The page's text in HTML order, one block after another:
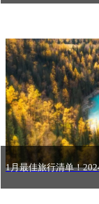
1月最佳旅行清单！